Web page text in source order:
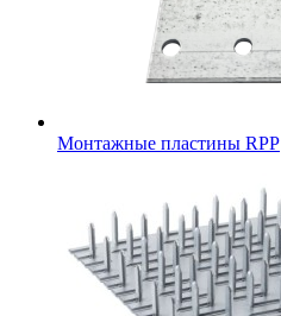
Монтажные пластины RPP